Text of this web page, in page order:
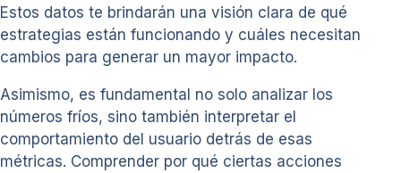
Estos datos te brindarán una visión clara de qué
estrategias están funcionando y cuáles necesitan
cambios para generar un mayor impacto.
Asimismo, es fundamental no solo analizar los
números fríos, sino también interpretar el
comportamiento del usuario detrás de esas
métricas. Comprender por qué ciertas acciones